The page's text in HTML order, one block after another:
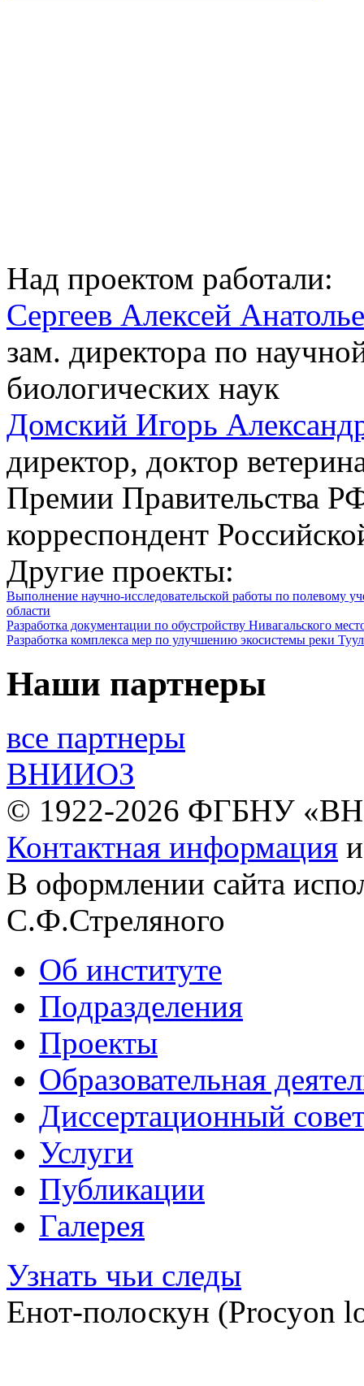
Над проектом работали:
Сергеев Алексей
зам. директора по
биологических наук
Домский Игорь
директор, доктор
Премии Правительства
корреспондент
Другие проекты:
Выполнение научно-исследовательской работы по полевому
области
Разработка документации по обустройству Нивагальского
Разработка комплекса мер по улучшению экосистемы реки
Наши партнеры
все партнеры
ВНИИОЗ
© 1922-2026 ФГБНУ
Контактная информация
В оформлении сайта
С.Ф.Стреляного
Об институте
Подразделения
Проекты
Образовательная
Диссертационный
Услуги
Публикации
Галерея
Узнать чьи следы
Енот-полоскун (Procyon